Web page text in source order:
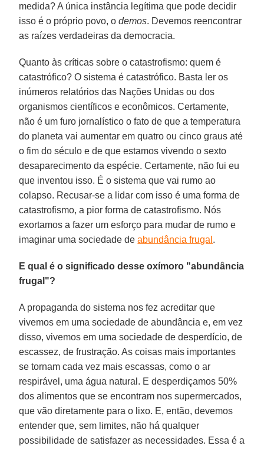
medida? A única instância legítima que pode decidir
isso é o próprio povo, odemos. Devemos reencontrar
as raízes verdadeiras da democracia.
Quanto às críticas sobre o catastrofismo: quem é
catastrófico? O sistema é catastrófico. Basta ler os
inúmeros relatórios das Nações Unidas ou dos
organismos científicos e econômicos. Certamente,
não é um furo jornalístico o fato de que a temperatura
do planeta vai aumentar em quatro ou cinco graus até
o fim do século e de que estamos vivendo o sexto
desaparecimento da espécie. Certamente, não fui eu
que inventou isso. É o sistema que vai rumo ao
colapso. Recusar-se a lidar com isso é uma forma de
catastrofismo, a pior forma de catastrofismo. Nós
exortamos a fazer um esforço para mudar de rumo e
imaginar uma sociedade deabundância frugal .
E qual é o significado desse oxímoro "abundância
frugal"?
A propaganda do sistema nos fez acreditar que
vivemos em uma sociedade de abundância e, em vez
disso, vivemos em uma sociedade de desperdício, de
escassez, de frustração. As coisas mais importantes
se tornam cada vez mais escassas, como o ar
respirável, uma água natural. E desperdiçamos 50%
dos alimentos que se encontram nos supermercados,
que vão diretamente para o lixo. E, então, devemos
entender que, sem limites, não há qualquer
possibilidade de satisfazer as necessidades. Essa é a